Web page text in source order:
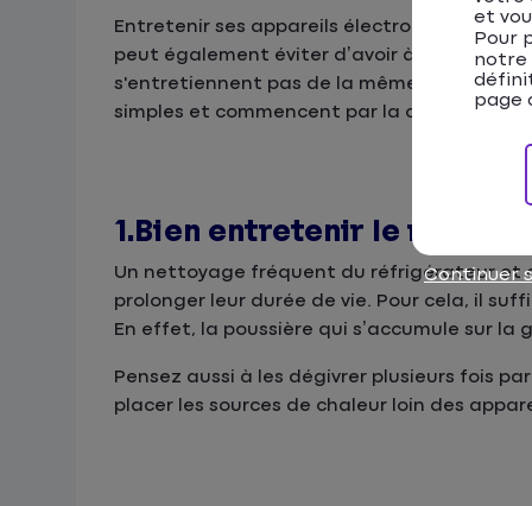
Entretenir ses appareils électroménagers
peut également éviter d’avoir à les
s'entretiennent pas de la même façon pour
simples et commencent par la consultation
1.Bien entretenir le
Un nettoyage fréquent du réfrigérateur et
prolonger leur durée de vie. Pour cela, il
En effet, la poussière qui s’accumule sur la
Pensez aussi à les dégivrer plusieurs fois
placer les sources de chaleur loin des
et
Pour
notre
page
Continuer